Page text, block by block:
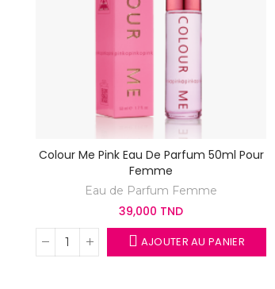
Colour Me Pink Eau De Parfum 50ml Pour
Femme
Eau de Parfum Femme
39,000 TND
AJOUTER AU PANIER